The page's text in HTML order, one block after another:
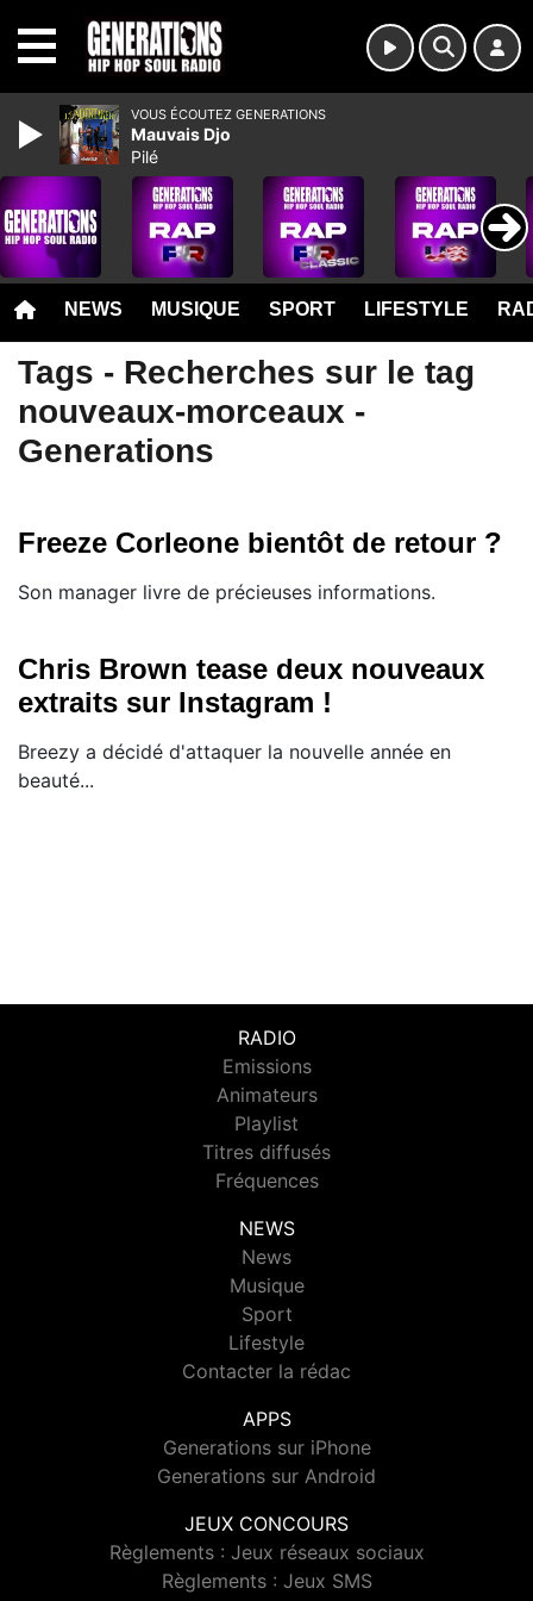
NEWS MUSIQUE SPORT LIFESTYLE
Tags - Recherches sur le tag
nouveaux-morceaux -
Generations
Freeze Corleone bientôt de retour ?
Son manager livre de précieuses informations.
Chris Brown tease deux nouveaux
extraits sur Instagram !
Breezy a décidé d'attaquer la nouvelle année en
beauté...
RADIO
Emissions
Animateurs
Playlist
Titres diffusés
Fréquences
NEWS
News
Musique
Sport
Lifestyle
Contacter la rédac
APPS
Generations sur iPhone
Generations sur Android
JEUX CONCOURS
Règlements : Jeux réseaux sociaux
Règlements : Jeux SMS
VOUS ÉCOUTEZ GENERATIONS
Mauvais Djo
Pilé